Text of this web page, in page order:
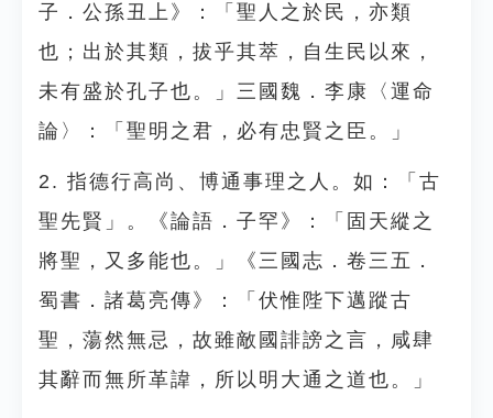
子．公孫丑上》：「聖人之於民，亦類
也；出於其類，拔乎其萃，自生民以來，
未有盛於孔子也。」三國魏．李康〈運命
論〉：「聖明之君，必有忠賢之臣。」
2. 指德行高尚、博通事理之人。如：「古
聖先賢」。《論語．子罕》：「固天縱之
將聖，又多能也。」《三國志．卷三五．
蜀書．諸葛亮傳》：「伏惟陛下邁蹤古
聖，蕩然無忌，故雖敵國誹謗之言，咸肆
其辭而無所革諱，所以明大通之道也。」